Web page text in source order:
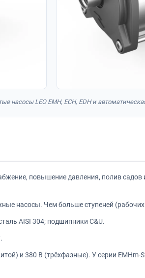
насосы LEO EMH, ECH, EDH и
повышение давления, полив
насосы. Чем больше ступеней
AISI 304; подшипники C&U.
и 380 В (трёхфазные). У серии EMHm-